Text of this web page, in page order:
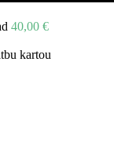
40,00 €
kartou